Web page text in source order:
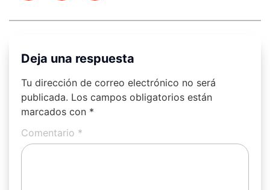
Deja una respuesta
Tu dirección de correo electrónico no será
publicada. Los campos obligatorios están
marcados con *
Comentario *